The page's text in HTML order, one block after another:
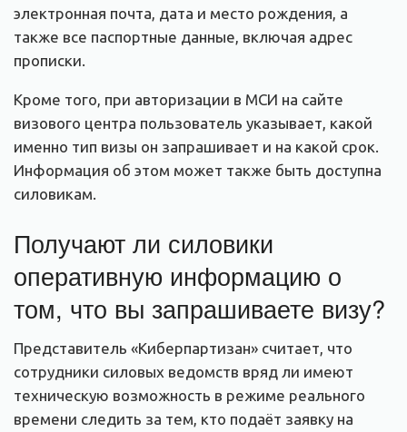
электронная почта, дата и место рождения, а
также все паспортные данные, включая адрес
прописки.
Кроме того, при авторизации в МСИ на сайте
визового центра пользователь указывает, какой
именно тип визы он запрашивает и на какой срок.
Информация об этом может также быть доступна
силовикам.
Получают ли силовики
оперативную информацию о
том, что вы запрашиваете визу?
Представитель «Киберпартизан» считает, что
сотрудники силовых ведомств вряд ли имеют
техническую возможность в режиме реального
времени следить за тем, кто подаёт заявку на